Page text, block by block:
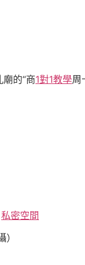
的“商1對1教學周
私密空間
）